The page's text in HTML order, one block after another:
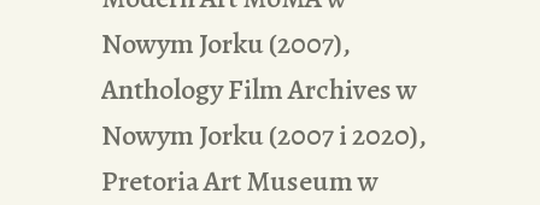
Nowym Jorku (2007),
Anthology Film Archives w
Nowym Jorku (2007 i 2020),
Pretoria Art Museum w